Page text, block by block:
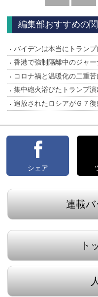
へ
編集部おすすめの
バイデンは本当にトランプ
香港で強制隔離中のジャ
コロナ禍と温暖化の二重
集中砲火浴びたトランプ
追放されたロシアがＧ７
シェア
連載バ
ト